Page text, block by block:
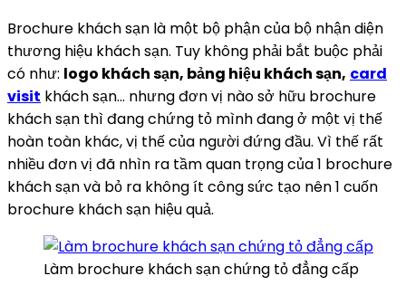
Brochure khách sạn là một bộ phận của bộ nhận diện
thương hiệu khách sạn. Tuy không phải bắt buộc phải
có như: logo khách sạn, bảng hiệu khách sạn, card
visit khách sạn… nhưng đơn vị nào sở hữu brochure
khách sạn thì đang chứng tỏ mình đang ở một vị thế
hoàn toàn khác, vị thế của người đứng đầu. Vì thế rất
nhiều đơn vị đã nhìn ra tầm quan trọng của 1 brochure
khách sạn và bỏ ra không ít công sức tạo nên 1 cuốn
brochure khách sạn hiệu quả.
Làm brochure khách sạn chứng tỏ đẳng cấp